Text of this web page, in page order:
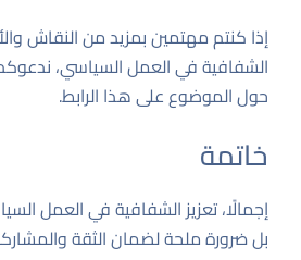
إذا كنتم مهتمين بمزيد من النقاش
الشفافية في العمل السياسي، ندعوكم
حول الموضوععلى هذا الرابط.
خاتمة
إجمالًا، تعزيز الشفافية في العمل
بل ضرورة ملحة لضمان الثقة